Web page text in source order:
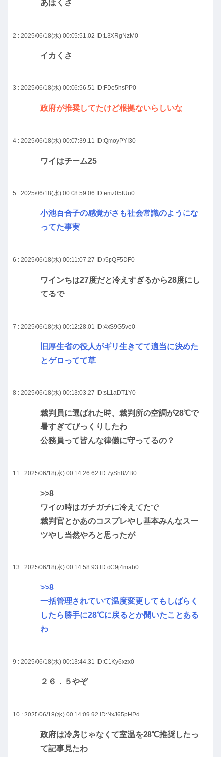
あほくさ
2 : 2025/06/18(水) 00:05:51.02 ID:L3XRgNzM0
イカくさ
3 : 2025/06/18(水) 00:06:56.51 ID:FDe5hsPP0
政府が推奨してたけど根拠ないらしいな
4 : 2025/06/18(水) 00:07:39.11 ID:QmoyPYI30
ワイはチーム25
5 : 2025/06/18(水) 00:08:59.06 ID:emz05tUu0
小池百合子の感覚がさも社会常識のようにな
ってた事実
6 : 2025/06/18(水) 00:11:07.27 ID:/5pQF5DF0
ワインちは27度だと冷えすぎるから28度にし
てるで
7 : 2025/06/18(水) 00:12:28.01 ID:4xS9G5ve0
旧厚生省の役人がギリ生きてて適当に決めた
とゲロってて草
8 : 2025/06/18(水) 00:13:03.27 ID:sL1aDT1Y0
裁判員に選ばれた時、裁判所の空調が28℃で
暑すぎてびっくりしたわ
公務員って皆んな律儀に守ってるの？
11 : 2025/06/18(水) 00:14:26.62 ID:7ySh8/ZB0
>>8
ワイの時はガチガチに冷えてたで
裁判官とかあのコスプレやし基本みんなスー
ツやし当然やろと思ったが
13 : 2025/06/18(水) 00:14:58.93 ID:dC9j4mab0
>>8
一括管理されていて温度変更してもしばらく
したら勝手に28℃に戻るとか聞いたことある
わ
9 : 2025/06/18(水) 00:13:44.31 ID:C1Ky6xzx0
２６．５やぞ
10 : 2025/06/18(水) 00:14:09.92 ID:NxJ65pHPd
政府は冷房じゃなくて室温を28℃推奨したっ
て記事見たわ